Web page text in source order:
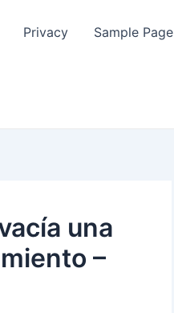
Privacy Sample Page
una
–